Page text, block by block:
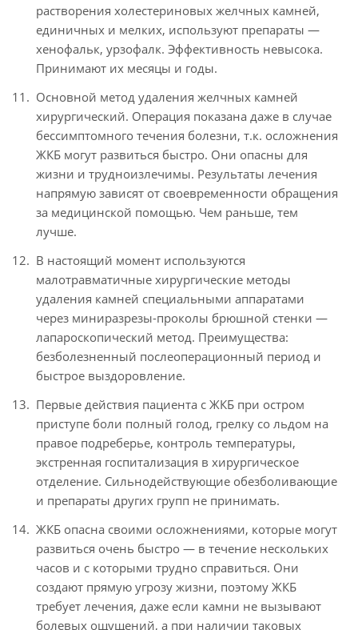
растворения холестериновых желчных камней,
единичных и мелких, используют препараты —
хенофальк, урзофалк. Эффективность невысока.
Принимают их месяцы и годы.
Основной метод удаления желчных камней
хирургический. Операция показана даже в случае
бессимптомного течения болезни, т.к. осложнения
ЖКБ могут развиться быстро. Они опасны для
жизни и трудноизлечимы. Результаты лечения
напрямую зависят от своевременности обращения
за медицинской помощью. Чем раньше, тем
лучше.
В настоящий момент используются
малотравматичные хирургические методы
удаления камней специальными аппаратами
через миниразрезы-проколы брюшной стенки —
лапароскопический метод. Преимущества:
безболезненный послеоперационный период и
быстрое выздоровление.
Первые действия пациента с ЖКБ при остром
приступе боли полный голод, грелку со льдом на
правое подреберье, контроль температуры,
экстренная госпитализация в хирургическое
отделение. Сильнодействующие обезболивающие
и препараты других групп не принимать.
ЖКБ опасна своими осложнениями, которые могут
развиться очень быстро — в течение нескольких
часов и с которыми трудно справиться. Они
создают прямую угрозу жизни, поэтому ЖКБ
требует лечения, даже если камни не вызывают
болевых ощущений, а при наличии таковых